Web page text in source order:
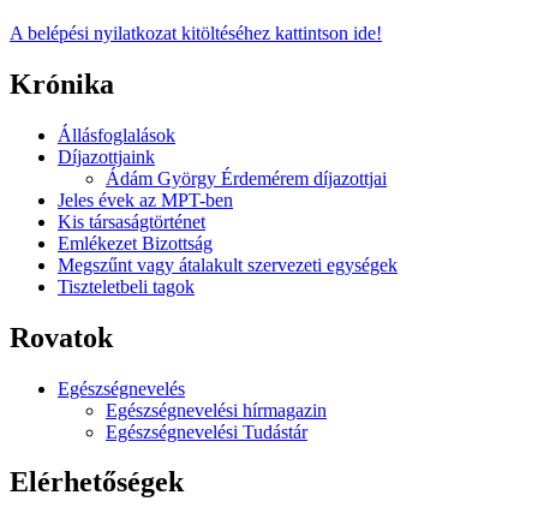
A belépési nyilatkozat kitöltéséhez kattintson ide!
Krónika
Állásfoglalások
Díjazottjaink
Ádám György Érdemérem díjazottjai
Jeles évek az MPT-ben
Kis társaságtörténet
Emlékezet Bizottság
Megszűnt vagy átalakult szervezeti egységek
Tiszteletbeli tagok
Rovatok
Egészségnevelés
Egészségnevelési hírmagazin
Egészségnevelési Tudástár
Elérhetőségek